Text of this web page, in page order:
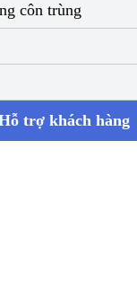
côn trùng
trợ khách hàng